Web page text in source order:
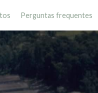
Perguntas frequentes